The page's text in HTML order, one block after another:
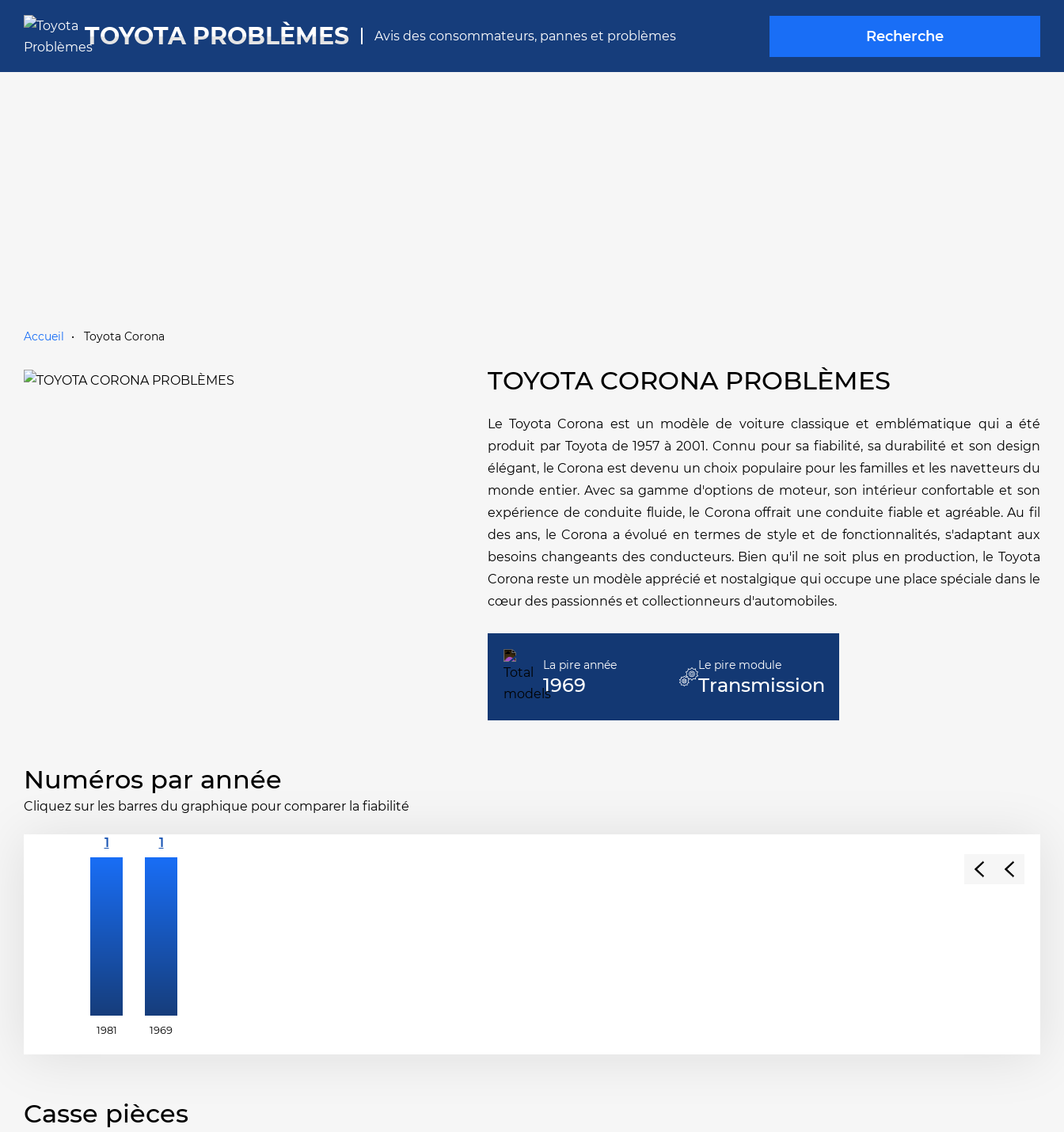
TOYOTA PROBLÈMES Avis des consommateurs, pannes et problèmes Recherche
Accueil Toyota Corona
TOYOTA CORONA PROBLÈMES
Le Toyota Corona est un modèle de voiture classique et emblématique qui a été
produit par Toyota de 1957 à 2001. Connu pour sa fiabilité, sa durabilité et son design
élégant, le Corona est devenu un choix populaire pour les familles et les navetteurs du
monde entier. Avec sa gamme d'options de moteur, son intérieur confortable et son
expérience de conduite fluide, le Corona offrait une conduite fiable et agréable. Au fil
des ans, le Corona a évolué en termes de style et de fonctionnalités, s'adaptant aux
besoins changeants des conducteurs. Bien qu'il ne soit plus en production, le Toyota
Corona reste un modèle apprécié et nostalgique qui occupe une place spéciale dans le
cœur des passionnés et collectionneurs d'automobiles.
La pire année
1969
Le pire module
Transmission
Numéros par année
Cliquez sur les barres du graphique pour comparer la fiabilité
1981 1969
Casse pièces